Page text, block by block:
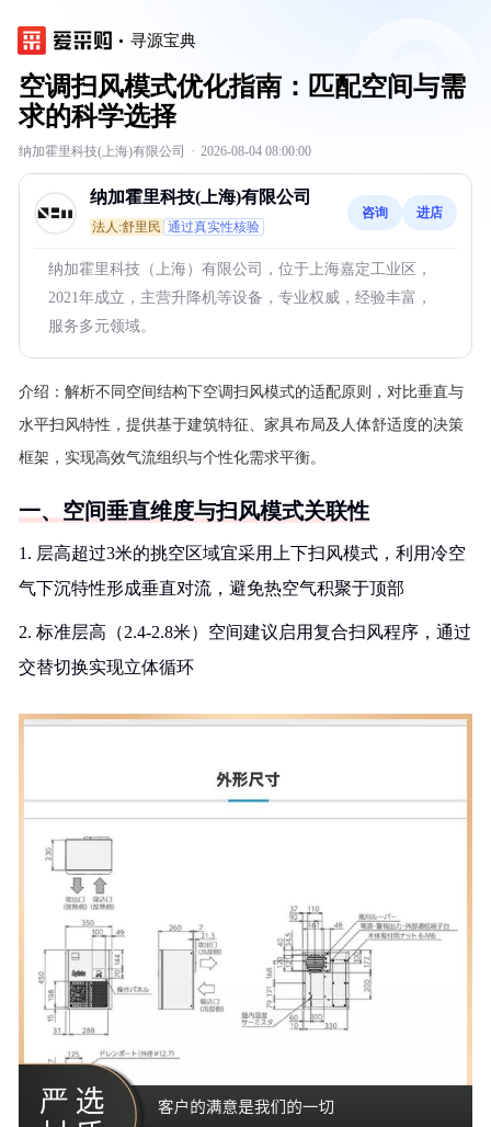
寻源宝典
空调扫风模式优化指南：匹配空间与需
求的科学选择
纳加霍里科技(上海)有限公司 · 2026-08-04 08:00:00
纳加霍里科技(上海)有限公司
法人:舒里民 通过真实性核验
咨询 进店
纳加霍里科技（上海）有限公司，位于上海嘉定工业区，
2021年成立，主营升降机等设备，专业权威，经验丰富，
服务多元领域。
介绍： 解析不同空间结构下空调扫风模式的适配原则，对比垂直与
水平扫风特性，提供基于建筑特征、家具布局及人体舒适度的决策
框架，实现高效气流组织与个性化需求平衡。
一、空间垂直维度与扫风模式关联性
1. 层高超过3米的挑空区域宜采用上下扫风模式，利用冷空
气下沉特性形成垂直对流，避免热空气积聚于顶部
2. 标准层高（2.4-2.8米）空间建议启用复合扫风程序，通过
交替切换实现立体循环